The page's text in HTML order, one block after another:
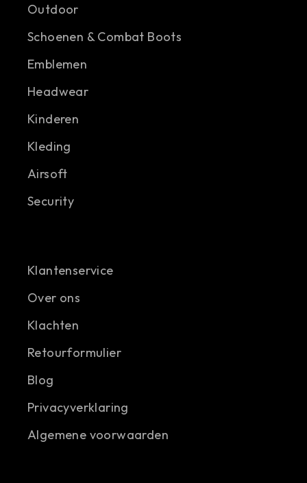
Outdoor
Schoenen & Combat Boots
Emblemen
Headwear
Kinderen
Kleding
Airsoft
Security
Klantenservice
Over ons
Klachten
Retourformulier
Blog
Privacyverklaring
Algemene voorwaarden